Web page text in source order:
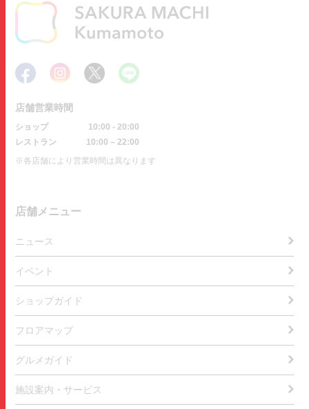
店舗営業時間
ショップ
10:00 - 20:00
レストラン
10:00 – 22:00
※各店舗により営業時間は異なります
店舗メニュー
ニュース
イベント
ショップガイド
フロアマップ
グルメガイド
施設案内・サービス